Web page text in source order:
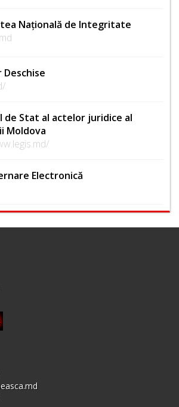
Națională de Integritate
de Stat al actelor juridice al
Moldova
Electronică